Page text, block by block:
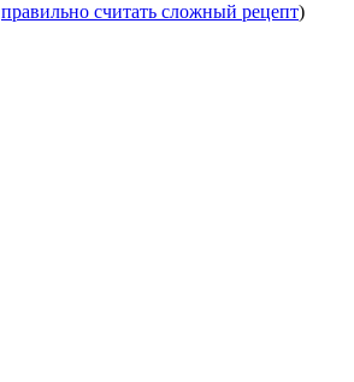
правильно считать сложный рецепт)